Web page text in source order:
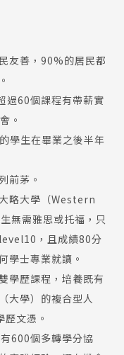
友善，90%的居民都
過60個課程有帶薪實
。
學生在畢業之後半年
前茅。
略大學（Western
無需雅思或托福，只
，且成績80分
學士專業就讀。
學歷課程，培養既有
大學）的複合型人
文憑。
600個多轉學分協